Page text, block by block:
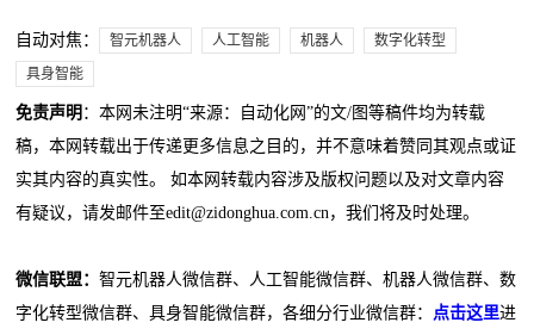
自动对焦： 智元机器人 人工智能 机器人
数字化转型
具身智能
免责声明 ：本网未注明“来源：自动化网”的文/图等稿件均为转载
稿，本网转载出于传递更多信息之目的，并不意味着赞同其观点或证
实其内容的真实性。 如本网转载内容涉及版权问题以及对文章内容
有疑议，请发邮件至edit@zidonghua.com.cn，我们将及时处理。
微信联盟：智元机器人微信群、人工智能微信群、机器人微信群、数
字化转型微信群、具身智能微信群，各细分行业微信群：
点击这里进